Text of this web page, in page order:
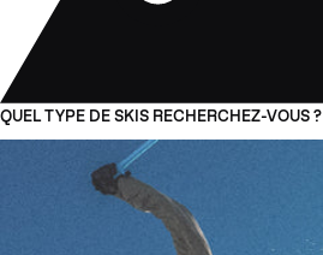
QUEL TYPE DE SKIS RECHERCHEZ-VOUS ?
01